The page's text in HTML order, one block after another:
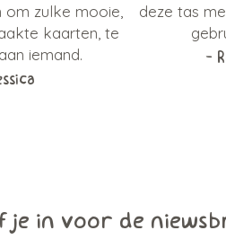
zulke mooie,
kaarten, te
iemand.
deze tas
-
je in voor de